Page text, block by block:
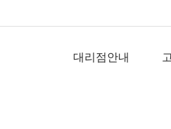
대리점안내